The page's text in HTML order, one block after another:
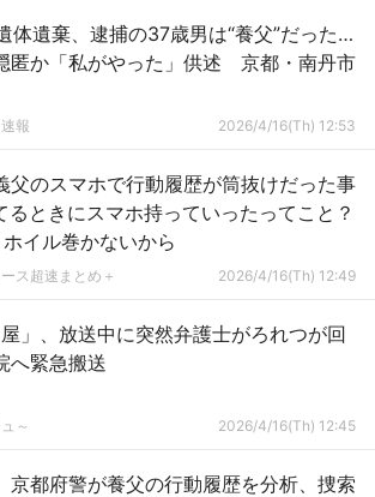
体遺棄、逮捕の37歳男は“養父”だった…
匿か「私がやった」供述 京都・南丹市
報 2026/4/16(Th) 12:53
父のスマホで行動履歴が筒抜けだった事
ホイル巻かないから
ス超速まとめ＋ 2026/4/16(Th) 12:49
屋」、放送中に突然弁護士がろれつが回
へ緊急搬送
～ 2026/4/16(Th) 12:45
都府警が養父の行動履歴を分析、捜索